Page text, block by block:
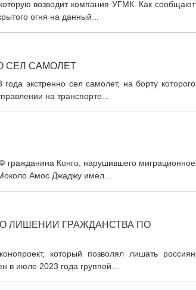
возводит компания УГМК. Как сообщают
огня на данный...
СЕЛ САМОЛЕТ
экстренно сел самолет, на борту которого
на транспорте...
гражданина Конго, нарушившего миграционное
Амос Джаджу имел...
ЛИШЕНИИ ГРАЖДАНСТВА ПО
который позволял лишать россиян
в июле 2023 года группой...